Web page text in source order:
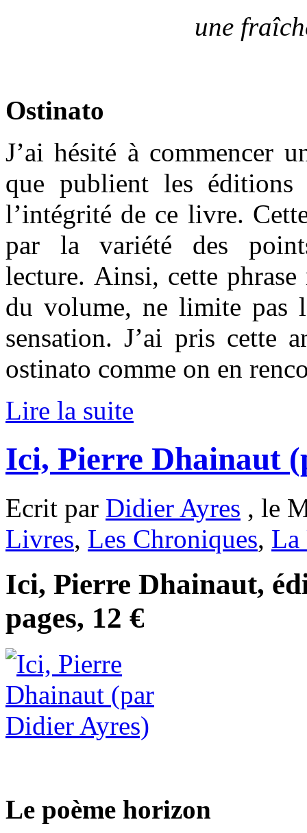
une
Ostinato
J’ai hésité à commencer
que publient les éditions
l’intégrité de ce livre.
par la variété des
lecture. Ainsi, cette phrase
du volume, ne limite pas
sensation. J’ai pris cette
ostinato comme on en
Lire la suite
Ici, Pierre Dhainaut
Ecrit par Didier Ayres , le
Livres, Les Chroniques, La
Ici, Pierre Dhainaut,
pages, 12 €
Le poème horizon